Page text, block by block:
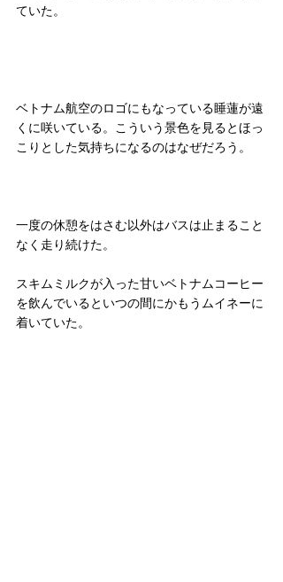
ていた。
ベトナム航空のロゴにもなっている睡蓮が遠
くに咲いている。こういう景色を見るとほっ
こりとした気持ちになるのはなぜだろう。
一度の休憩をはさむ以外はバスは止まること
なく走り続けた。
スキムミルクが入った甘いベトナムコーヒー
を飲んでいるといつの間にかもうムイネーに
着いていた。